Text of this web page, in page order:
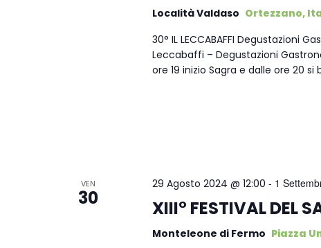
Località Valdaso Ortezzano,
30° IL LECCABAFFI Degustazioni
Leccabaffi – Degustazioni
ore 19 inizio Sagra e dalle ore 20
VEN
30
29 Agosto 2024 @ 12:00 - 1
XIII° FESTIVAL DEL
Monteleone di Fermo Piazza